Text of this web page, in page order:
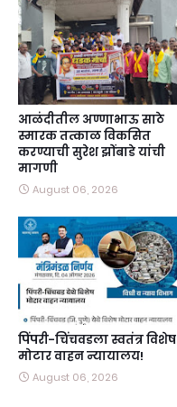
आळंदीतील अण्णाभाऊ साठे
स्मारक तत्काळ विकसित
करण्याची सुरेश झोंबाडे यांची
मागणी
August 06, 2026
पिंपरी-चिंचवडला स्वतंत्र विशेष
मोटार वाहन न्यायालय!
August 06, 2026